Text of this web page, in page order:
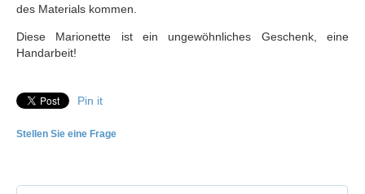
des Materials kommen.
Diese Marionette ist ein ungewöhnliches Geschenk, eine
Handarbeit!
Pin it
Stellen Sie eine Frage